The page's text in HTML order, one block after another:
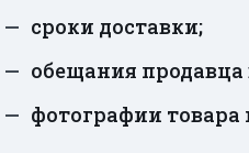
сроки доставки;
обещания продавца
фотографии товара